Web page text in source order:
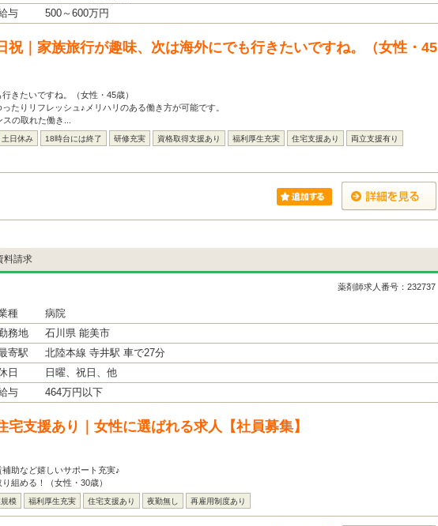
与
500～600万円
祝｜家族旅行が趣味、次は海外にでも行きたいですね。（女性・45
きたいですね。（女性・45歳）
たりリフレッシュ♪メリハリのある働き方が可能です。
の取れた働き...
土日休み 18時台には終了 研修充実 資格取得支援あり 福利厚生充実 住宅支援あり 両立支援有り
料請求
薬剤師求人番号：232737
種
病院
務地
石川県 能美市
寄駅
北陸本線 寺井駅 車で27分
日
日曜、祝日、他
与
464万円以下
宅支援あり｜女性に選ばれる求人【社員募集】
助など嬉しいサポート充実♪
組める！（女性・30歳）
模 福利厚生充実 住宅支援あり 夜勤無し 再雇用制度あり